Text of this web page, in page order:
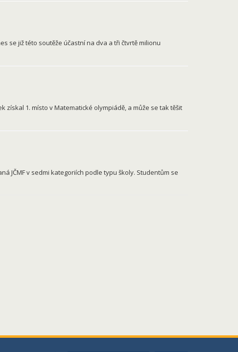
se již této soutěže účastní na dva a tři čtvrtě milionu
získal 1. místo v Matematické olympiádě, a může se tak těšit
JČMF v sedmi kategoriích podle typu školy. Studentům se